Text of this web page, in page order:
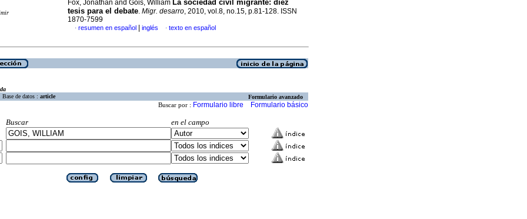
Fox, Jonathan and Gois, William La sociedad civil migrante: diez
tesis para el debate. Migr. desarro, 2010, vol.8, no.15, p.81-128. ISSN
1870-7599
· resumen en español inglés · texto en español
Base de datos : article Formulario avanzado
Buscar por : Formulario libre Formulario básico
Buscar
en el campo